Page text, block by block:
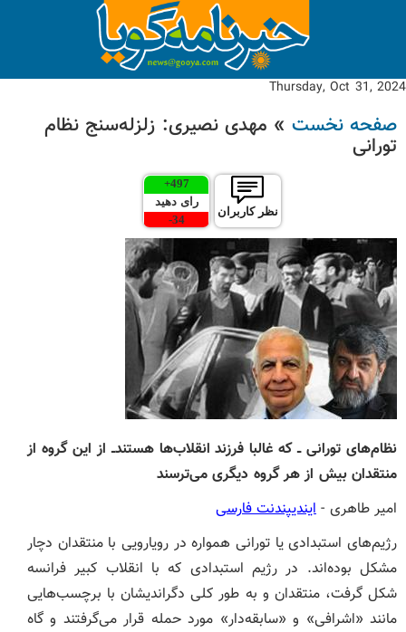
Thursday, Oct 31, 2024
صفحه نخست » مهدی نصیری: زلزله‌سنج نظام
تورانی
نظر کاربران
497
+
رای دهید
34
-
نظام‌های تورانی‌ ــ که غالبا فرزند انقلاب‌ها هستندــ از این گروه از
منتقدان بیش از هر گروه دیگری می‌ترسند
امیر طاهری - ایندیپندنت فارسی
رژیم‌های استبدادی یا تورانی همواره در رویارویی با منتقدان دچار
مشکل بوده‌اند. در رژیم استبدادی که با انقلاب کبیر فرانسه
شکل گرفت، منتقدان و به طور کلی دگراندیشان با برچسب‌هایی
مانند «اشرافی» و «سابقه‌دار» مورد حمله قرار می‌گرفتند و گاه